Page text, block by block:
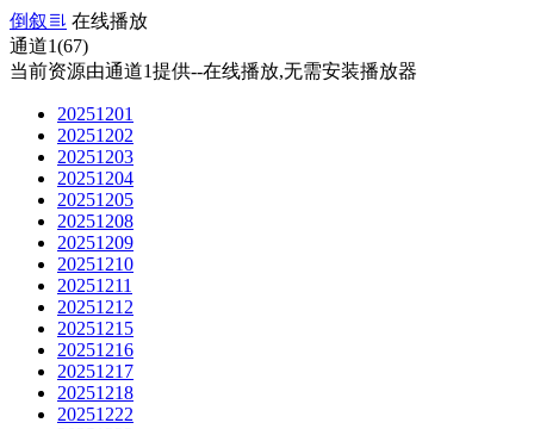
倒叙
在线播放
通道1(67)
当前资源由通道1提供--在线播放,无需安装播放器
20251201
20251202
20251203
20251204
20251205
20251208
20251209
20251210
20251211
20251212
20251215
20251216
20251217
20251218
20251222